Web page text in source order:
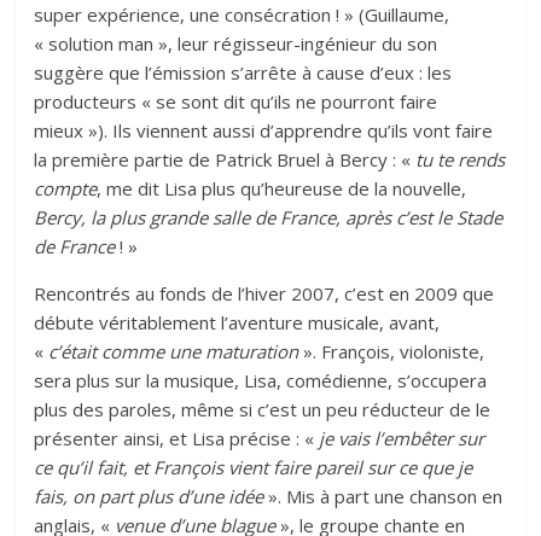
super expérience, une consécration ! » (Guillaume,
« solution man », leur régisseur-ingénieur du son
suggère que l’émission s’arrête à cause d’eux : les
producteurs « se sont dit qu’ils ne pourront faire
mieux »). Ils viennent aussi d’apprendre qu’ils vont faire
la première partie de Patrick Bruel à Bercy : « tu te rends
compte, me dit Lisa plus qu’heureuse de la nouvelle,
Bercy, la plus grande salle de France, après c’est le Stade
de France! »
Rencontrés au fonds de l’hiver 2007, c’est en 2009 que
débute véritablement l’aventure musicale, avant,
« c’était comme une maturation ». François, violoniste,
sera plus sur la musique, Lisa, comédienne, s’occupera
plus des paroles, même si c’est un peu réducteur de le
présenter ainsi, et Lisa précise : « je vais l’embêter sur
ce qu’il fait, et François vient faire pareil sur ce que je
fais, on part plus d’une idée». Mis à part une chanson en
anglais, « venue d’une blague », le groupe chante en